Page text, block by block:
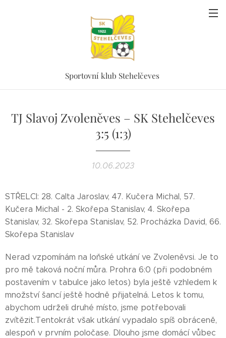
Sportovní klub Stehelčeves
TJ Slavoj Zvoleněves – SK Stehelčeves
3:5 (1:3)
10.06.2023
STŘELCI: 28. Calta Jaroslav, 47. Kučera Michal, 57.
Kučera Michal - 2. Skořepa Stanislav, 4. Skořepa
Stanislav, 32. Skořepa Stanislav, 52. Procházka David, 66.
Skořepa Stanislav
Nerad vzpomínám na loňské utkání ve Zvoleněvsi. Je to
pro mě taková noční můra. Prohra 6:0 (při podobném
postavením v tabulce jako letos) byla ještě vzhledem k
množství šancí ještě hodně přijatelná. Letos k tomu,
abychom udrželi druhé místo, jsme potřebovali
zvítězit.Tentokrát však utkání vypadalo spíš obráceně,
alespoň v prvním poločase. Dlouho jsme domácí vůbec